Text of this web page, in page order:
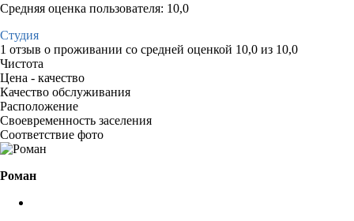
Средняя оценка пользователя: 10,0
Студия
1 отзыв о проживании со средней оценкой 10,0 из 10,0
Чистота
Цена - качество
Качество обслуживания
Расположение
Своевременность заселения
Соответствие фото
Роман